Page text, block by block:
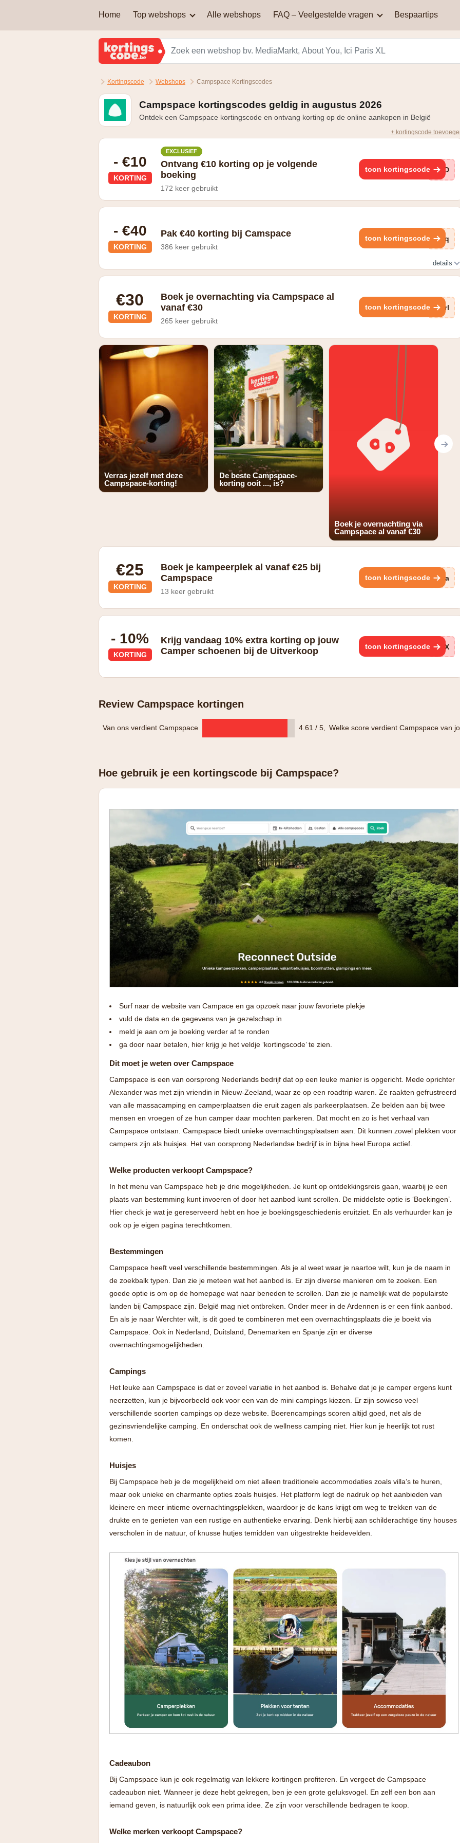
Home Top webshops
AEG AliExpress Aqualibi
Martin's Hotels
Samsung Smeg Vanden Borre
Alle webshops FAQ – Veelgestelde vragen
Welke soort kortingscodes
zijn er?
Waar kan je kortingscodes
vinden?
Waarom werkt mijn
kortingscode niet?
Kan je een kortingscode
combineren om nog extra
korting te krijgen?
Hoe bereken je korting?
kortingen en aanbiedingen
Bespaartips
Kortingscode Webshops Campspace Kortingscodes
Campspace kortingscodes geldig in augustus 2026
Ontdek een Campspace kortingscode en ontvang korting op de online aankopen in België
+ kortingscode
- €10
KORTING
EXCLUSIEF
Ontvang €10 korting op je volgende
boeking
172 keer gebruikt
toon kortingscode NOD
- €40
KORTING
Pak €40 korting bij Camspace
386 keer gebruikt
toon kortingscode nZq
details
€30
KORTING
Boek je overnachting via Campspace al
vanaf €30
265 keer gebruikt
toon kortingscode Arl
Verras jezelf met deze
Campspace-korting!
De beste Campspace-
korting ooit ..., is?
Boek je overnachting via
Campspace al vanaf €30
€25
KORTING
Boek je kampeerplek al vanaf €25 bij
Campspace
13 keer gebruikt
toon kortingscode kxa
- 10%
KORTING
Krijg vandaag 10% extra korting op jouw
Camper schoenen bij de Uitverkoop
toon kortingscode IDX
Review Campspace kortingen
Van ons verdient Campspace 4.61 / 5, Welke score verdient Campspace van
Hoe gebruik je een kortingscode bij Campspace?
Surf naar de website van Campace en ga opzoek naar jouw favoriete plekje
vuld de data en de gegevens van je gezelschap in
meld je aan om je boeking verder af te ronden
ga door naar betalen, hier krijg je het veldje ‘kortingscode’ te zien.
Dit moet je weten over Campspace
Campspace is een van oorsprong Nederlands bedrijf dat op een leuke manier is opgericht. Mede oprichter
Alexander was met zijn vriendin in Nieuw-Zeeland, waar ze op een roadtrip waren. Ze raakten gefrustreerd
van alle massacamping en camperplaatsen die eruit zagen als parkeerplaatsen. Ze belden aan bij twee
mensen en vroegen of ze hun camper daar mochten parkeren. Dat mocht en zo is het verhaal van
Campspace ontstaan. Campspace biedt unieke overnachtingsplaatsen aan. Dit kunnen zowel plekken voor
campers zijn als huisjes. Het van oorsprong Nederlandse bedrijf is in bijna heel Europa actief.
Welke producten verkoopt Campspace?
In het menu van Campspace heb je drie mogelijkheden. Je kunt op ontdekkingsreis gaan, waarbij je een
plaats van bestemming kunt invoeren of door het aanbod kunt scrollen. De middelste optie is ‘Boekingen’.
Hier check je wat je gereserveerd hebt en hoe je boekingsgeschiedenis eruitziet. En als verhuurder kan je
ook op je eigen pagina terechtkomen.
Bestemmingen
Campspace heeft veel verschillende bestemmingen. Als je al weet waar je naartoe wilt, kun je de naam in
de zoekbalk typen. Dan zie je meteen wat het aanbod is. Er zijn diverse manieren om te zoeken. Een
goede optie is om op de homepage wat naar beneden te scrollen. Dan zie je namelijk wat de populairste
landen bij Campspace zijn. België mag niet ontbreken. Onder meer in de Ardennen is er een flink aanbod.
En als je naar Werchter wilt, is dit goed te combineren met een overnachtingsplaats die je boekt via
Campspace. Ook in Nederland, Duitsland, Denemarken en Spanje zijn er diverse
overnachtingsmogelijkheden.
Campings
Het leuke aan Campspace is dat er zoveel variatie in het aanbod is. Behalve dat je je camper ergens kunt
neerzetten, kun je bijvoorbeeld ook voor een van de mini campings kiezen. Er zijn sowieso veel
verschillende soorten campings op deze website. Boerencampings scoren altijd goed, net als de
gezinsvriendelijke camping. En onderschat ook de wellness camping niet. Hier kun je heerlijk tot rust
komen.
Huisjes
Bij Campspace heb je de mogelijkheid om niet alleen traditionele accommodaties zoals villa’s te huren,
maar ook unieke en charmante opties zoals huisjes. Het platform legt de nadruk op het aanbieden van
kleinere en meer intieme overnachtingsplekken, waardoor je de kans krijgt om weg te trekken van de
drukte en te genieten van een rustige en authentieke ervaring. Denk hierbij aan schilderachtige tiny houses
verscholen in de natuur, of knusse hutjes temidden van uitgestrekte heidevelden.
Cadeaubon
Bij Campspace kun je ook regelmatig van lekkere kortingen profiteren. En vergeet de Campspace
cadeaubon niet. Wanneer je deze hebt gekregen, ben je een grote geluksvogel. En zelf een bon aan
iemand geven, is natuurlijk ook een prima idee. Ze zijn voor verschillende bedragen te koop.
Welke merken verkoopt Campspace?